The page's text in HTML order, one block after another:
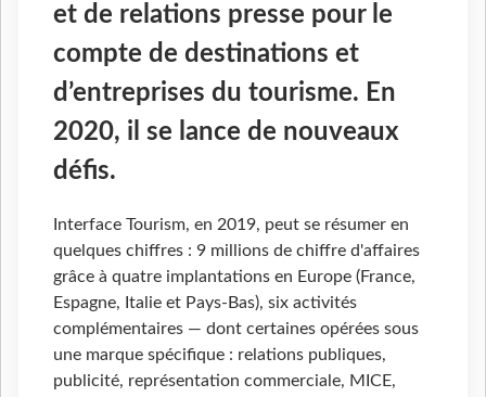
et de relations presse pour le
compte de destinations et
d’entreprises du tourisme. En
2020, il se lance de nouveaux
défis.
Interface Tourism, en 2019, peut se résumer en
quelques chiffres : 9 millions de chiffre d'affaires
grâce à quatre implantations en Europe (France,
Espagne, Italie et Pays-Bas), six activités
complémentaires — dont certaines opérées sous
une marque spécifique : relations publiques,
publicité, représentation commerciale, MICE,